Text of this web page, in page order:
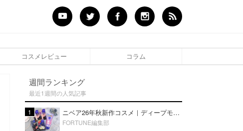
コスメレビュー コラム
週間ランキング
最近1週間の人気記事
1 ニベア26年秋新作コスメ｜ディープモイスチャーリップの美容液タイプや2in1ボディクリームスクラブも
FORTUNE編集部